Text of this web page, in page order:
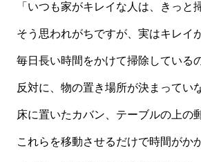
「いつも家がキレイな人は、きっと
そう思われがちですが、実はキレイ
毎日長い時間をかけて掃除している
反対に、物の置き場所が決まってい
床に置いたカバン、テーブルの上の
これらを移動させるだけで時間がか